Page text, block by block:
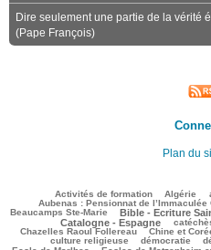
Dire seulement une partie de la vérité
(Pape François)
Plan du
Activités de formation Algérie
Aubenas : Pensionnat de l’Immaculée
38/3000
72/3000
Beaucamps Ste-Marie
783/3000 Bible - Ecriture
96/3000
473/3000
101/3000
703/3000
Catalogne - Espagne
Chazelles Raoul Follereau
103/3000 Chine et
208/3000
459/3000
42/3000
culture religieuse
démocratie